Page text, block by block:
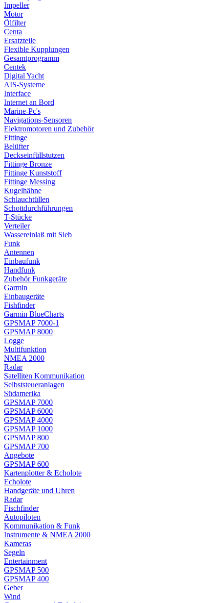
Impeller
Motor
Ölfilter
Centa
Ersatzteile
Flexible Kupplungen
Gesamtprogramm
Centek
Digital Yacht
AIS-Systeme
Interface
Internet an Bord
Marine-Pc's
Navigations-Sensoren
Elektromotoren und Zubehör
Fittinge
Belüfter
Deckseinfüllstutzen
Fittinge Bronze
Fittinge Kunststoff
Fittinge Messing
Kugelhähne
Schlauchtüllen
Schottdurchführungen
T-Stücke
Verteiler
Wassereinlaß mit Sieb
Funk
Antennen
Einbaufunk
Handfunk
Zubehör Funkgeräte
Garmin
Einbaugeräte
Fishfinder
Garmin BlueCharts
GPSMAP 7000-1
GPSMAP 8000
Logge
Multifunktion
NMEA 2000
Radar
Satelliten Kommunikation
Selbststeueranlagen
Südamerika
GPSMAP 7000
GPSMAP 6000
GPSMAP 4000
GPSMAP 1000
GPSMAP 800
GPSMAP 700
Angebote
GPSMAP 600
Kartenplotter & Echolote
Echolote
Handgeräte und Uhren
Radar
Fischfinder
Autopiloten
Kommunikation & Funk
Instrumente & NMEA 2000
Kameras
Segeln
Entertainment
GPSMAP 500
GPSMAP 400
Geber
Wind